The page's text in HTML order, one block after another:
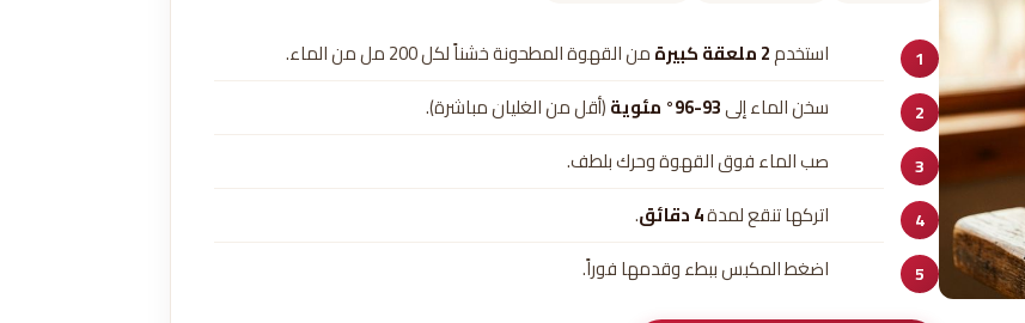
استخدم2 ملعقة كبيرة
من القهوة المطحونة خشناً لكل 200 مل من الماء.
سخن الماء إلى93-96° مئوية
(أقل من الغليان مباشرة).
صب الماء فوق القهوة وحرك بلطف.
اتركها تنقع لمدة4 دقائق
.
اضغط المكبس ببطء وقدمها فوراً.